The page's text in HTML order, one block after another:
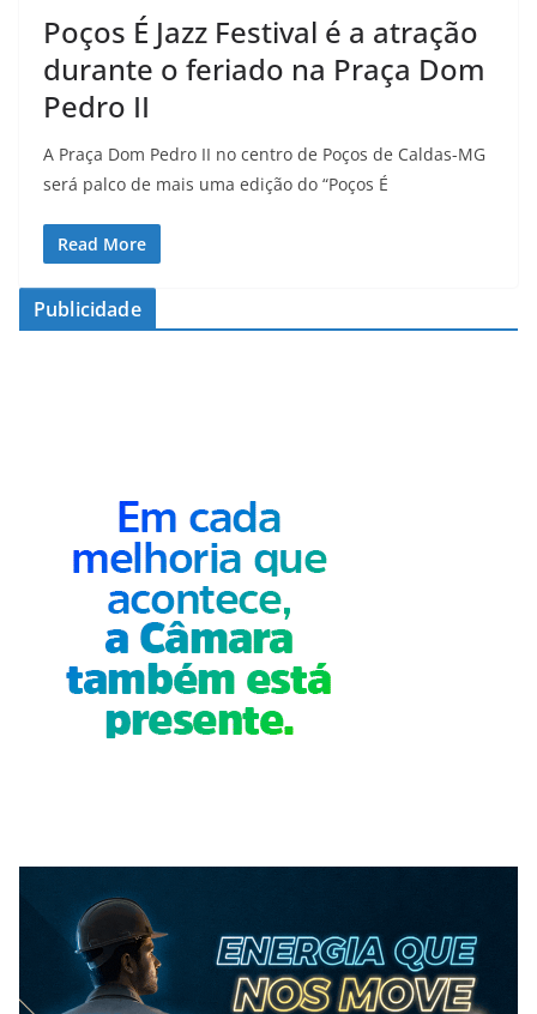
Poços É Jazz Festival é a atração
durante o feriado na Praça Dom
Pedro II
A Praça Dom Pedro II no centro de Poços de Caldas-MG
será palco de mais uma edição do “Poços É
Read More
Publicidade